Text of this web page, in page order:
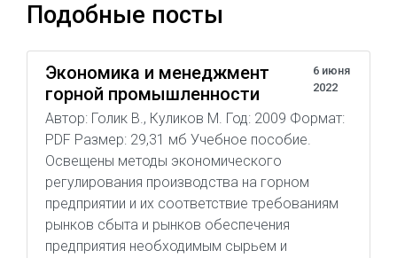
Подобные посты
Экономика и менеджмент
горной промышленности
6 июня
2022
Автор: Голик В., Куликов М. Год: 2009 Формат:
PDF Размер: 29,31 мб Учебное пособие.
Освещены методы экономического
регулирования производства на горном
предприятии и их соответствие требованиям
рынков сбыта и рынков обеспечения
предприятия необходимым сырьем и